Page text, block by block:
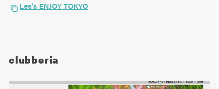
Les’s ENJOY TOKYO
clubberia